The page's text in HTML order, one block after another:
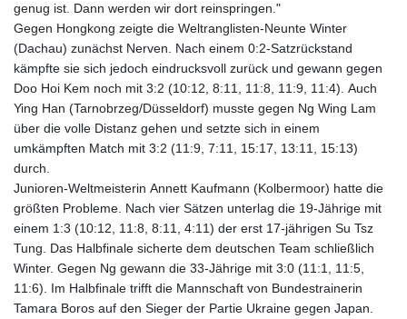
genug ist. Dann werden wir dort reinspringen."
Gegen Hongkong zeigte die Weltranglisten-Neunte Winter
(Dachau) zunächst Nerven. Nach einem 0:2-Satzrückstand
kämpfte sie sich jedoch eindrucksvoll zurück und gewann gegen
Doo Hoi Kem noch mit 3:2 (10:12, 8:11, 11:8, 11:9, 11:4). Auch
Ying Han (Tarnobrzeg/Düsseldorf) musste gegen Ng Wing Lam
über die volle Distanz gehen und setzte sich in einem
umkämpften Match mit 3:2 (11:9, 7:11, 15:17, 13:11, 15:13)
durch.
Junioren-Weltmeisterin Annett Kaufmann (Kolbermoor) hatte die
größten Probleme. Nach vier Sätzen unterlag die 19-Jährige mit
einem 1:3 (10:12, 11:8, 8:11, 4:11) der erst 17-jährigen Su Tsz
Tung. Das Halbfinale sicherte dem deutschen Team schließlich
Winter. Gegen Ng gewann die 33-Jährige mit 3:0 (11:1, 11:5,
11:6). Im Halbfinale trifft die Mannschaft von Bundestrainerin
Tamara Boros auf den Sieger der Partie Ukraine gegen Japan.